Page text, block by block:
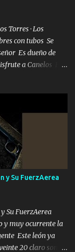
Torres · Los
con tubos Se
Es dueño de
a Canelos Es
por eso hay
los deberes
tengo gente
7 arreglan
NOS HACE
FUE UN
SIEMPRE
Es el DOS de
y Su FuerzAerea
Su FuerzAerea
y muy ocurrente la
Este león ya
20 claro son